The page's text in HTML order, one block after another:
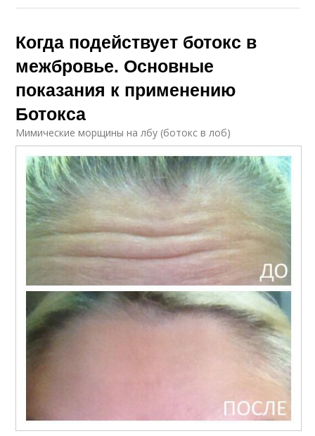
Когда подействует ботокс в
межбровье. Основные
показания к применению
Ботокса
Мимические морщины на лбу (ботокс в лоб)